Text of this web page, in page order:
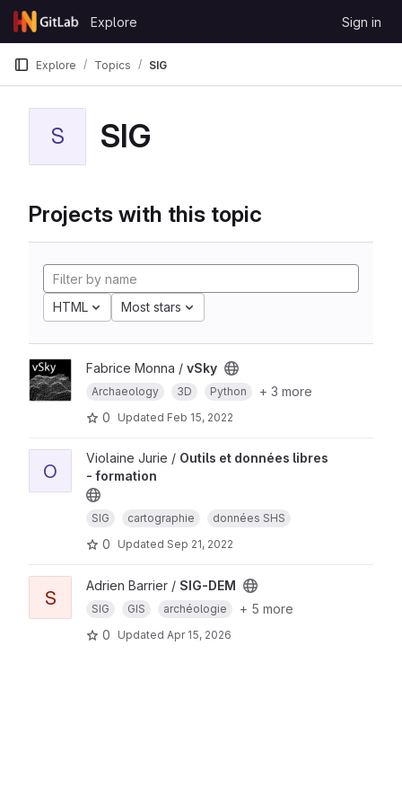
Skip to content
GitLab
Explore Sign in
Explore Topics SIG
S SIG
Projects with this topic
HTML Most stars
Fabrice Monna / vSky
Archaeology 3D Python
+ 3 more
0
Updated Feb 15, 2022
O
Violaine Jurie / Outils et données libres
- formation
SIG cartographie données SHS
0 Updated Sep 21, 2022
S
Adrien Barrier / SIG-DEM
SIG GIS archéologie
+ 5 more
0
Updated Apr 15, 2026